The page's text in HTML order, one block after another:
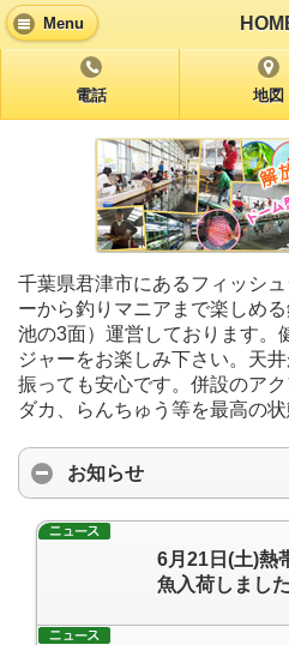
Menu
電話 地図
千葉県君津市にあるフィッシ
ーから釣りマニアまで楽しめ
池の3面）運営しております。
ジャーをお楽しみ下さい。天
振っても安心です。併設のア
ダカ、らんちゅう等を最高の状
お知らせ
6月21日(土)熱
魚入荷しまし